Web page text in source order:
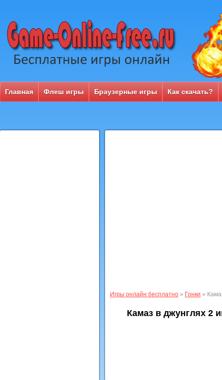
Главная Флеш игры Браузерные игры Как скачать?
Игры онлайн бесплатно » Гонки »
Камаз в джунглях 2